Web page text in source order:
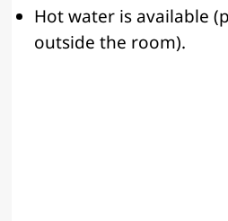
Hot water is available
outside the room).